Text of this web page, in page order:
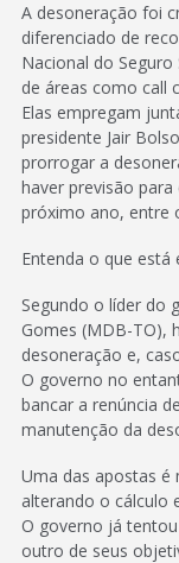
A desoneração foi
diferenciado de
Nacional do
de áreas como call
Elas empregam
presidente Jair
prorrogar a
haver previsão
próximo ano, entre
Entenda o que está
Segundo o líder do
Gomes (MDB-TO),
desoneração e,
O governo no
bancar a renúncia
manutenção da
Uma das apostas
alterando o cálculo
O governo já
outro de seus